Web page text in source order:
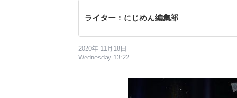
ライター：にじめん編集部
2020年 11月18日
Wednesday 13:22